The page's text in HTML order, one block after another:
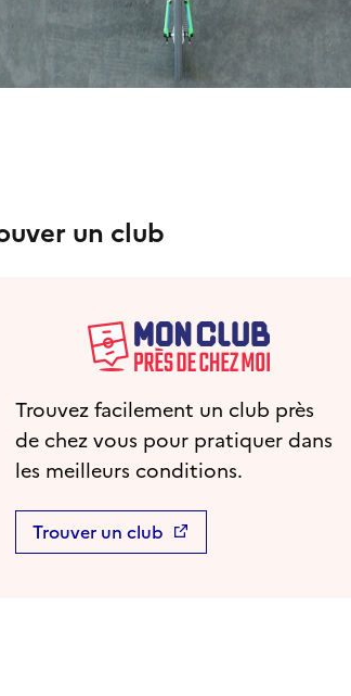
un club
Trouvez facilement un club près
de chez vous pour pratiquer dans
les meilleurs conditions.
Trouver un club